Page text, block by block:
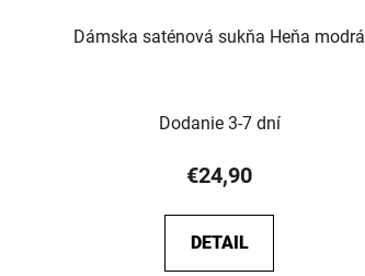
Dámska saténová sukňa Heňa modrá
Dodanie 3-7 dní
€24,90
DETAIL